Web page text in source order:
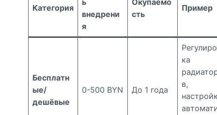
Категория
ь
внедрени
я
Окупаемо
сть
Пример
Бесплатн
ые/
дешёвые
0-500 BYN До 1 года
ка
в,